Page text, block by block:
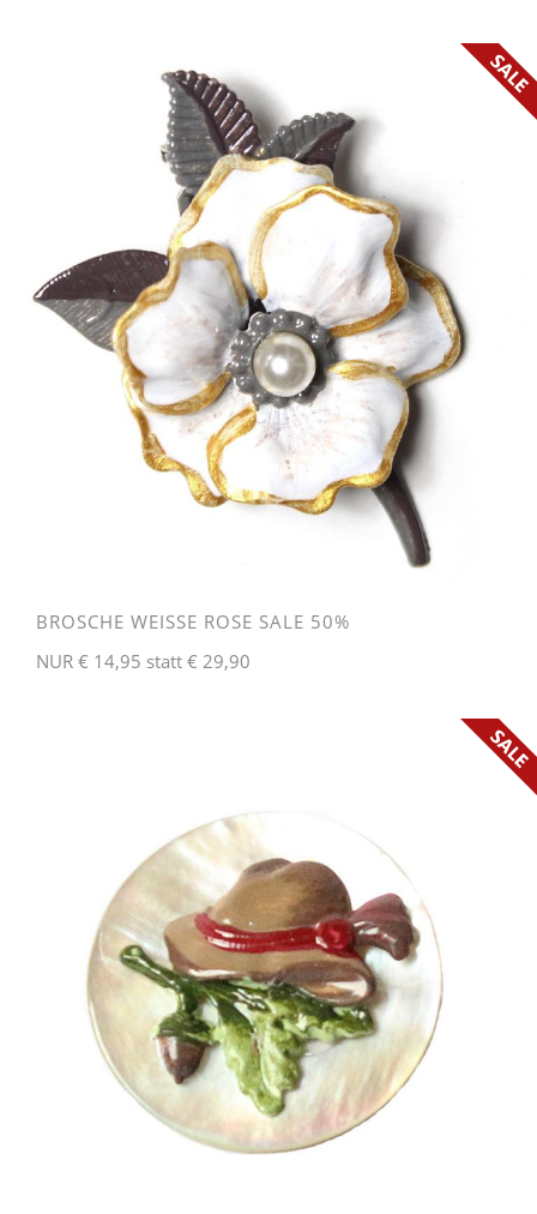
BROSCHE WEISSE ROSE SALE 50%
NUR € 14,95 statt € 29,90